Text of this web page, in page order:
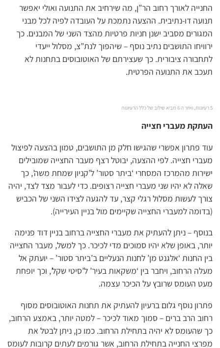
החנייה לאורך רחוב הר”ן, מה שירחיב את התנועה ואולי יאפשר
תנועה דו-נתיבית. ההצעה נתמכת על העובדה לפיה לכל מבני
המגורים מסביב ישנן חניות פרטיות מהצד השני של המבנים. כך
ירוויחו התושבים נתיב נוסף – שיהפוך לנת”צ, מסלול ייעדי
לתחבורה ציבורית. כך שעצירתם של האוטובוסים בתחנות לא
תעכב את התנועה הפרטית.
5 רעיונות, ואיור ה 6 מביא שילוב של כלל הרעיונות
העתקת מעברי חצייה
עוד פתרון אפשרי שהגישו חלק מן התושבים, טמון בהצעה לפיצול
מעברי חצייה. לפי ההצעה, יבוטל רצף מעבר החצייה שמובילים
ישירות מהמרכז המסחרי ‘ביתר סטור’ ל’קניון שמחת משה’, כך
שאלה לא יהיו שני מעברי חצייה רצופים. כדי לעבור מצד לצד, יהיה
צורך לעשות מסלול רגלי קצר, עד להגעה לצידו השני של הכביש
(בדומה למעברי החצייה שקיימים מול בניין העירייה).
בנוסף – ניתן להעתיק את מעברי החצייה ברחוב בניין דוד פנימה
יותר, באופן שלא יהיו סמוכים מדי לכיכר. כך למשל, מעבר החצייה
בין החנות ‘אלגנט מן’ לחנות הנעליים ב’ביתר סטור’ – יועתק אל
מעלה הרחוב, ויחבר בין ‘משקאות בעיר’ ל’סיטי שקל’, וכך יופחת
מעט העומס שרובץ על הכיכר עצמה.
פתרון נוסף גלום ברעיון להעתיק את תחנות האוטובוסים מסוף
רחוב הרב ברים – סמוך מאוד לכיכר – למטה יותר, באמצע הרחוב,
כך שהעומס לא יהיה בתחילת הרחוב. כמו כן, ניתן לבטל את
מפרצי החנייה בתחילת הרחוב, אשר גורמים לעתים קרובות לעומס